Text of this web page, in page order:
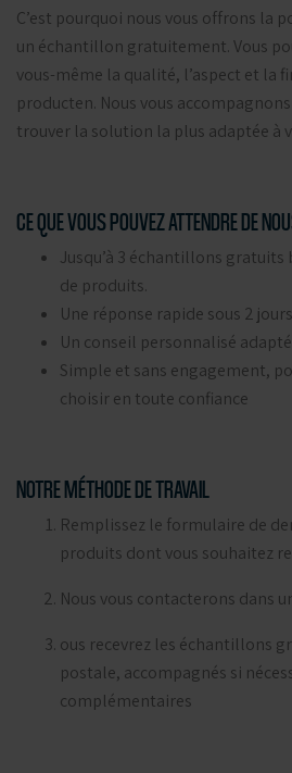
C’est pourquoi nous vous offrons la
un échantillon gratuitement. Vous
vous-même la qualité, l’aspect et la
producten. Nous vous
trouver la solution la plus adaptée à
CE QUE VOUS POUVEZ ATTENDRE DE
Jusqu’à 3 échantillons
de produits.
Une réponse rapide sous 2
Un conseil personnalisé
Simple et sans engagement,
choisir en toute confiance
NOTRE MÉTHODE DE TRAVAIL
Remplissez le formulaire de
produits dont vous souhaitez
Nous vous contacterons dans
ous recevrez les échantillons
postale, accompagnés si
complémentaires